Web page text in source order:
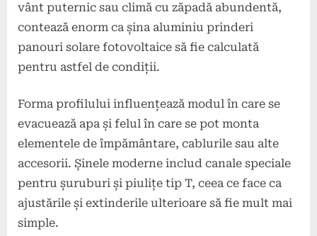
vânt puternic sau climă cu zăpadă abundentă,
contează enorm ca șina aluminiu prinderi
panouri solare fotovoltaice să fie calculată
pentru astfel de condiții.
Forma profilului influențează modul în care se
evacuează apa și felul în care se pot monta
elementele de împământare, cablurile sau alte
accesorii. Șinele moderne includ canale speciale
pentru șuruburi și piulițe tip T, ceea ce face ca
ajustările și extinderile ulterioare să fie mult mai
simple.